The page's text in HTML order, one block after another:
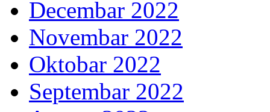
Decembar 2022
Novembar 2022
Oktobar 2022
Septembar 2022